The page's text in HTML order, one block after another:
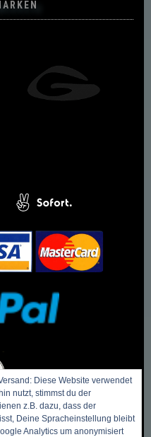
Diese Website verwendet
nutzt, stimmst du der
z.B. dazu, dass der
Deine Spracheinstellung bleibt
Analytics um anonymisiert